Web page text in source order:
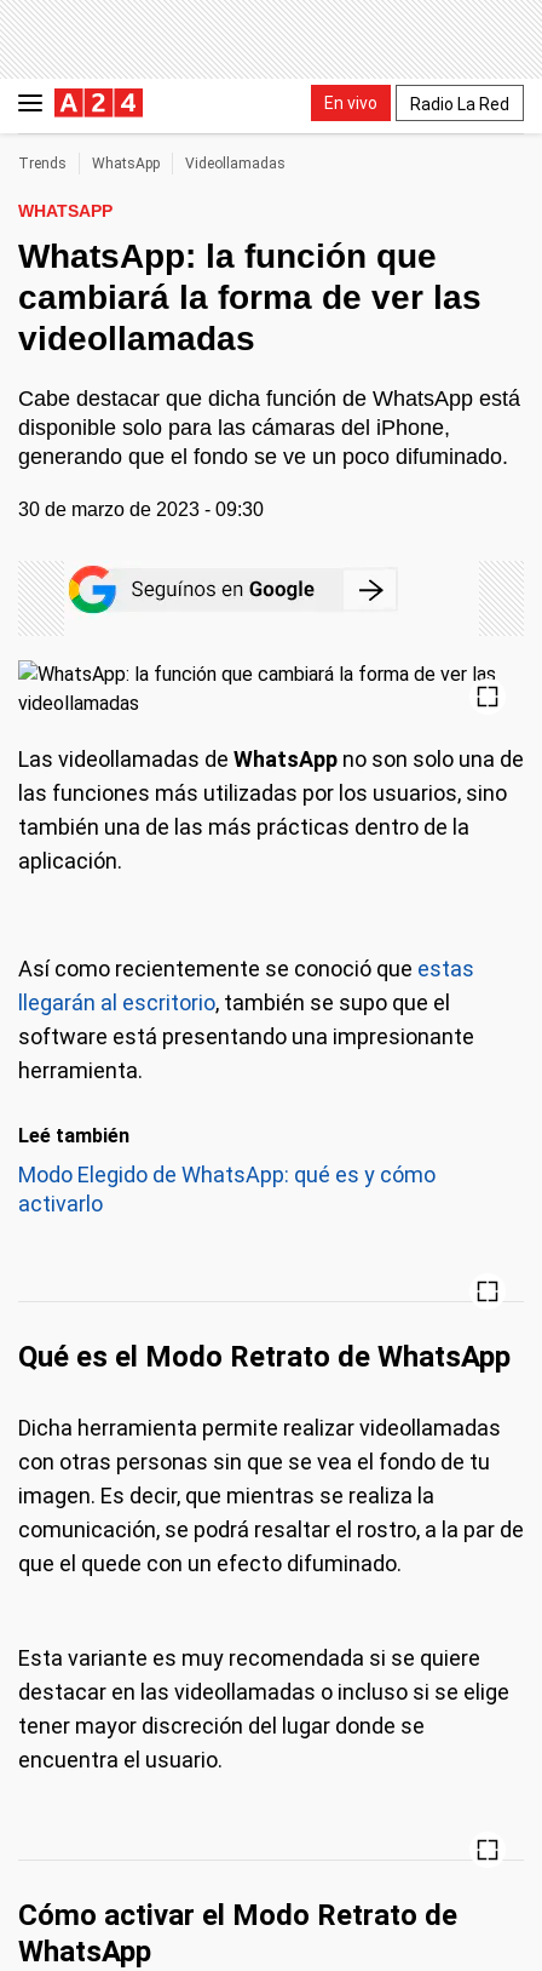
En vivo Radio La Red
Trends WhatsApp Videollamadas
WHATSAPP
WhatsApp: la función que
cambiará la forma de ver las
videollamadas
Cabe destacar que dicha función de WhatsApp está
disponible solo para las cámaras del iPhone,
generando que el fondo se ve un poco difuminado.
30 de marzo de 2023 - 09:30
Las videollamadas de WhatsApp no son solo una de
las funciones más utilizadas por los usuarios, sino
también una de las más prácticas dentro de la
aplicación.
Así como recientemente se conoció que estas
llegarán al escritorio, también se supo que el
software está presentando una impresionante
herramienta.
Leé también
Modo Elegido de WhatsApp: qué es y cómo
activarlo
Qué es el Modo Retrato de WhatsApp
Dicha herramienta permite realizar videollamadas
con otras personas sin que se vea el fondo de tu
imagen. Es decir, que mientras se realiza la
comunicación, se podrá resaltar el rostro, a la par de
que el quede con un efecto difuminado.
Esta variante es muy recomendada si se quiere
destacar en las videollamadas o incluso si se elige
tener mayor discreción del lugar donde se
encuentra el usuario.
Cómo activar el Modo Retrato de
WhatsApp